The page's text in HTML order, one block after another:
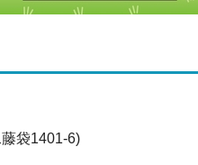
袋1401-6)